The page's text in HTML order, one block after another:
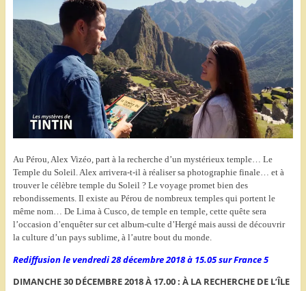
Au Pérou, Alex Vizéo, part à la recherche d’un mystérieux temple… Le
Temple du Soleil. Alex arrivera-t-il à réaliser sa photographie finale… et à
trouver le célèbre temple du Soleil ? Le voyage promet bien des
rebondissements. Il existe au Pérou de nombreux temples qui portent le
même nom… De Lima à Cusco, de temple en temple, cette quête sera
l’occasion d’enquêter sur cet album-culte d’Hergé mais aussi de découvrir
la culture d’un pays sublime, à l’autre bout du monde.
Rediffusion le vendredi 28 décembre 2018 à 15.05 sur France 5
DIMANCHE 30 DÉCEMBRE 2018 À 17.00 : À LA RECHERCHE DE L’ÎLE